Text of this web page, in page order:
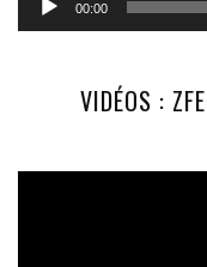
00:00
VIDÉOS :